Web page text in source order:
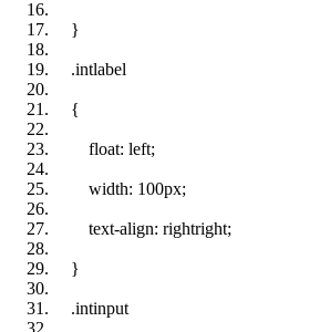
}
.intlabel
{
float: left;
width: 100px;
text-align: rightright;
}
.intinput